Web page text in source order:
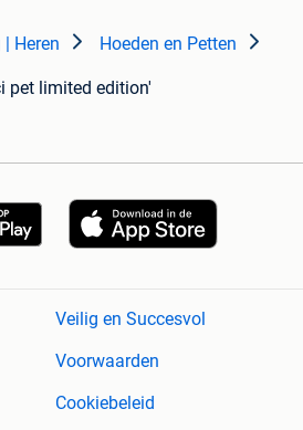
Heren Hoeden en Petten
pet limited edition'
Veilig en Succesvol
Voorwaarden
Cookiebeleid